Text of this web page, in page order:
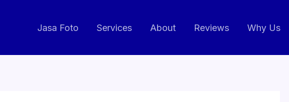
Jasa Foto Services About Reviews Why Us